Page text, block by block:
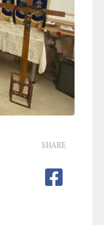
SHARE